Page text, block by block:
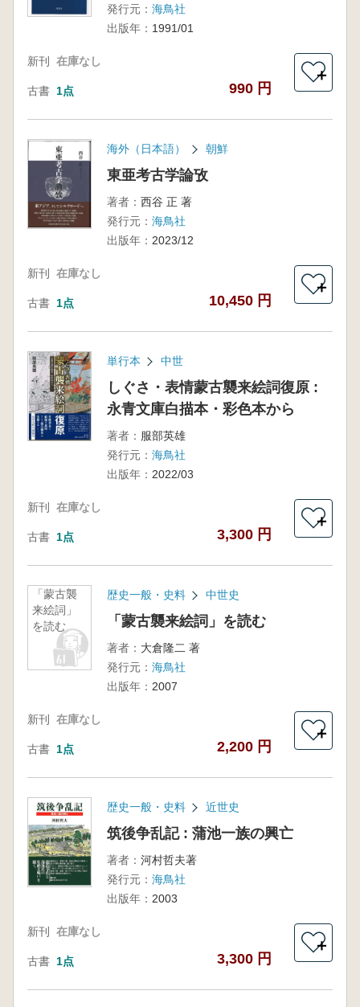
発行元： 海鳥社
出版年： 1991/01
新刊 在庫なし
古書 1点 990 円
＋
海外（日本語） 朝鮮
東亜考古学論攷
著者： 西谷 正 著
発行元： 海鳥社
出版年： 2023/12
新刊 在庫なし
古書 1点 10,450 円
＋
単行本 中世
しぐさ・表情蒙古襲来絵詞復原 :
永青文庫白描本・彩色本から
著者： 服部英雄
発行元： 海鳥社
出版年： 2022/03
新刊 在庫なし
古書 1点 3,300 円
＋
「蒙古襲
来絵詞」
を読む
歴史一般・史料 中世史
「蒙古襲来絵詞」を読む
著者： 大倉隆二 著
発行元： 海鳥社
出版年： 2007
新刊 在庫なし
古書 1点 2,200 円
＋
歴史一般・史料 近世史
筑後争乱記 : 蒲池一族の興亡
著者： 河村哲夫著
発行元： 海鳥社
出版年： 2003
新刊 在庫なし
古書 1点 3,300 円
＋